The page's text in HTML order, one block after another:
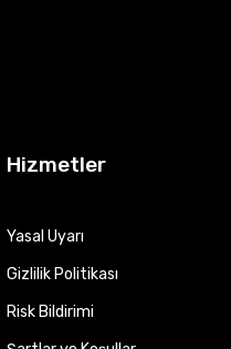
Hizmetler
Yasal Uyarı
Gizlilik Politikası
Risk Bildirimi